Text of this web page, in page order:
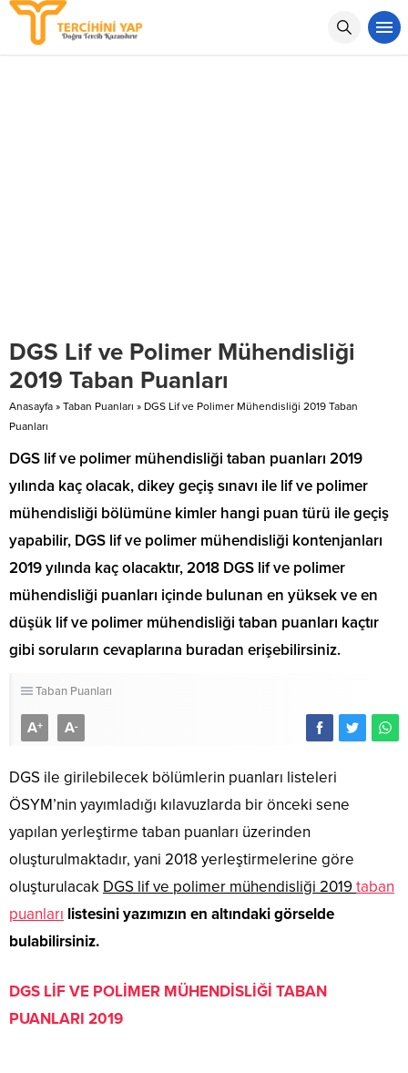
DGS Lif ve Polimer Mühendisliği
2019 Taban Puanları
Anasayfa » Taban Puanları » DGS Lif ve Polimer Mühendisliği 2019 Taban
Puanları
DGS lif ve polimer mühendisliği taban puanları 2019
yılında kaç olacak, dikey geçiş sınavı ile lif ve polimer
mühendisliği bölümüne kimler hangi puan türü ile geçiş
yapabilir, DGS lif ve polimer mühendisliği kontenjanları
2019 yılında kaç olacaktır, 2018 DGS lif ve polimer
mühendisliği puanları içinde bulunan en yüksek ve en
düşük lif ve polimer mühendisliği taban puanları kaçtır
gibi soruların cevaplarına buradan erişebilirsiniz.
Taban Puanları
A+ A-
DGS ile girilebilecek bölümlerin puanları listeleri
ÖSYM’nin yayımladığı kılavuzlarda bir önceki sene
yapılan yerleştirme taban puanları üzerinden
oluşturulmaktadır, yani 2018 yerleştirmelerine göre
oluşturulacak DGS lif ve polimer mühendisliği 2019taban
puanları listesini yazımızın en altındaki görselde
bulabilirsiniz.
DGS LİF VE POLİMER MÜHENDİSLİĞİ TABAN
PUANLARI 2019